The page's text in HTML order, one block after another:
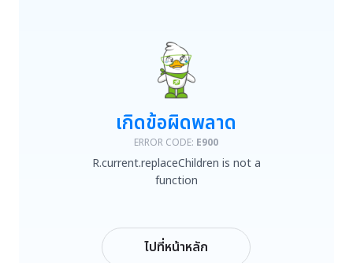
R.current.replaceChildren is not a function
เกิดข้อผิดพลาด
ERROR CODE: E900
R.current.replaceChildren is not a
function
ไปที่หน้าหลัก